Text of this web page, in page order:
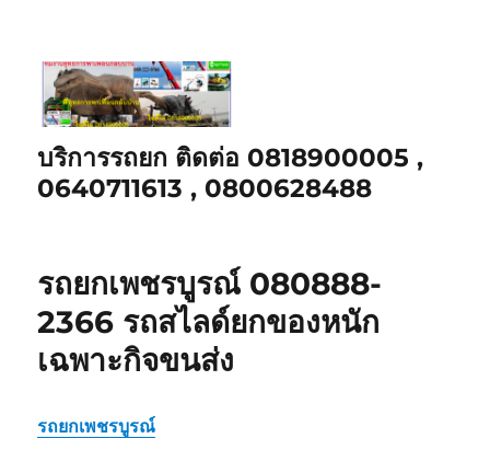
บริการรถยก ติดต่อ 0818900005 ,
0640711613 , 0800628488
รถยกเพชรบูรณ์ 080888-
2366 รถสไลด์ยกของหนัก
เฉพาะกิจขนส่ง
รถยกเพชรบูรณ์